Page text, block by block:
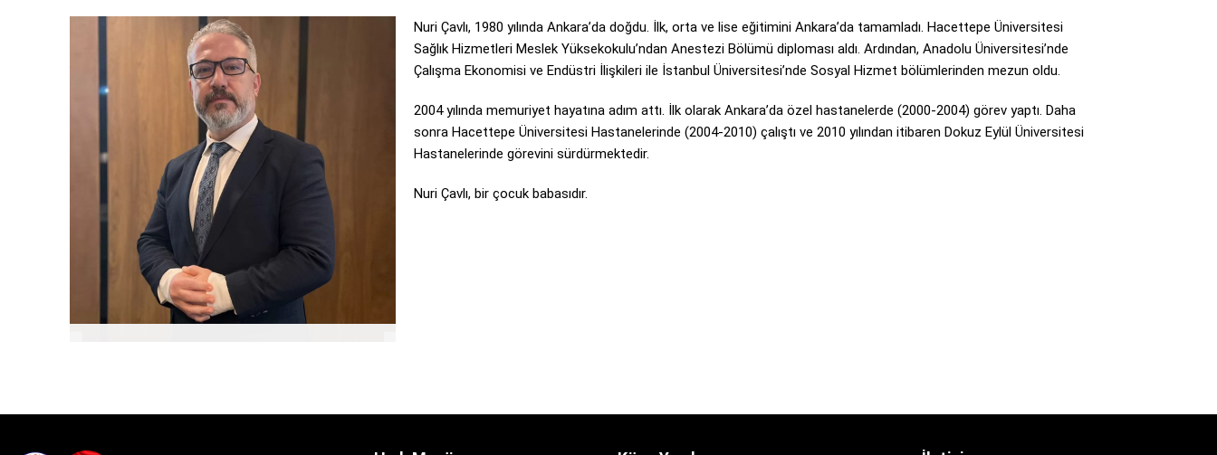
Ahmet ÜNAL
Genel Başkan Yardımcısı
(Mevzuat)
Nuri Çavlı, 1980 yılında Ankara’da doğdu. İlk, orta ve lise eğitimini Ankara’da tamamladı. Hacettepe Üniversitesi
Sağlık Hizmetleri Meslek Yüksekokulu’ndan Anestezi Bölümü diploması aldı. Ardından, Anadolu Üniversitesi’nde
Çalışma Ekonomisi ve Endüstri İlişkileri ile İstanbul Üniversitesi’nde Sosyal Hizmet bölümlerinden mezun oldu.
2004 yılında memuriyet hayatına adım attı. İlk olarak Ankara’da özel hastanelerde (2000-2004) görev yaptı. Daha
sonra Hacettepe Üniversitesi Hastanelerinde (2004-2010) çalıştı ve 2010 yılından itibaren Dokuz Eylül Üniversitesi
Hastanelerinde görevini sürdürmektedir.
Nuri Çavlı, bir çocuk babasıdır.